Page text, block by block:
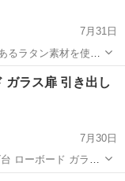
7月31日
テレビ鑑賞、お昼寝
貨/小物 ラタン
ガラス扉 引き出し
7月30日